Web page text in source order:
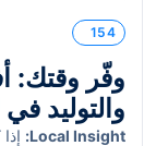
154
وفّر وقتك:
والتوليد
Local Insight: